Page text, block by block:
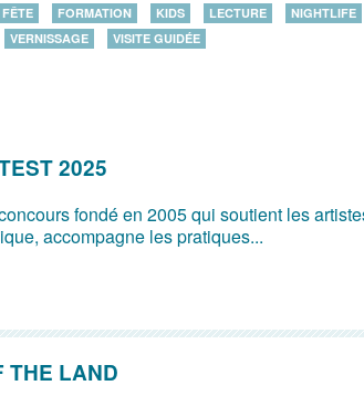
FÊTE FORMATION KIDS LECTURE NIGHTLIFE
VERNISSAGE VISITE GUIDÉE
2025
fondé en 2005 qui soutient les
accompagne les pratiques...
THE LAND